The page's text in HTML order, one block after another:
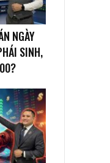
NGÀY
SINH,